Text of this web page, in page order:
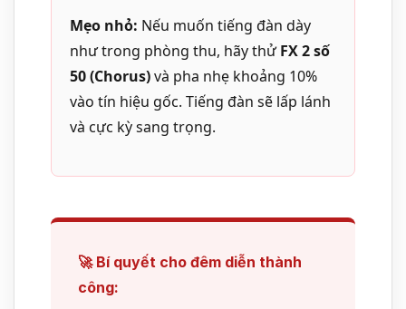
Mẹo nhỏ: Nếu muốn tiếng đàn dày
như trong phòng thu, hãy thửFX 2 số
50 (Chorus)và pha nhẹ khoảng 10%
vào tín hiệu gốc. Tiếng đàn sẽ lấp lánh
và cực kỳ sang trọng.
🚀 Bí quyết cho đêm diễn thành
công: